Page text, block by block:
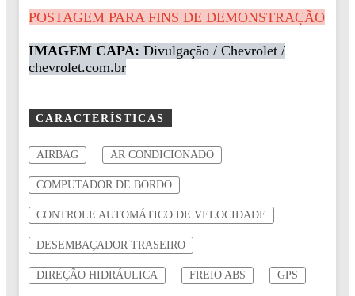
POSTAGEM PARA FINS DE DEMONSTRAÇÃO
IMAGEM CAPA: Divulgação / Chevrolet /
chevrolet.com.br
CARACTERÍSTICAS
AIRBAG AR CONDICIONADO
COMPUTADOR DE BORDO
CONTROLE AUTOMÁTICO DE VELOCIDADE
DESEMBAÇADOR TRASEIRO
DIREÇÃO HIDRÁULICA FREIO ABS GPS